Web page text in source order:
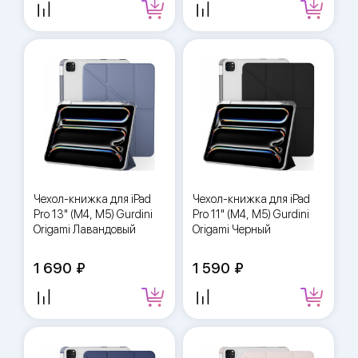
Чехол-книжка для iPad
Pro 13" (M4, M5) Gurdini
Origami Лавандовый
1 690
Чехол-книжка для iPad
Pro 11" (M4, M5) Gurdini
Origami Черный
1 590